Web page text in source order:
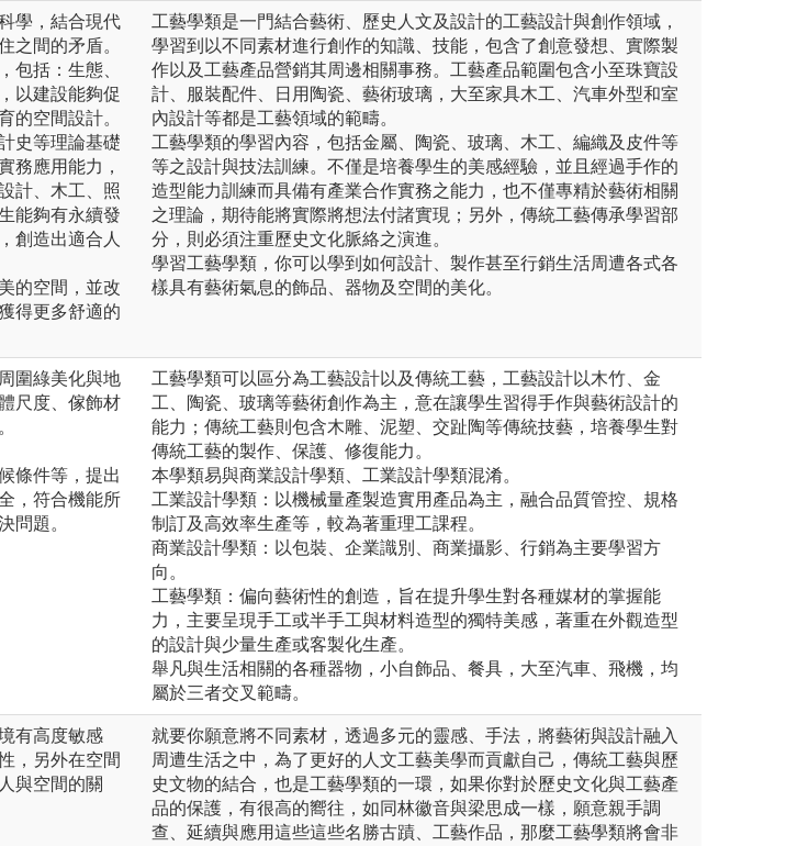
學，結合現代
之間的矛盾。
包括：生態、
以建設能夠促
的空間設計。
史等理論基礎
務應用能力，
計、木工、照
能夠有永續發
創造出適合人
的空間，並改
得更多舒適的
工藝學類是一門結合藝術、歷史人文及設計的工藝設計與創作領域，
學習到以不同素材進行創作的知識、技能，包含了創意發想、實際製
作以及工藝產品營銷其周邊相關事務。工藝產品範圍包含小至珠寶設
計、服裝配件、日用陶瓷、藝術玻璃，大至家具木工、汽車外型和室
內設計等都是工藝領域的範疇。
工藝學類的學習內容，包括金屬、陶瓷、玻璃、木工、編織及皮件等
等之設計與技法訓練。不僅是培養學生的美感經驗，並且經過手作的
造型能力訓練而具備有產業合作實務之能力，也不僅專精於藝術相關
之理論，期待能將實際將想法付諸實現；另外，傳統工藝傳承學習部
分，則必須注重歷史文化脈絡之演進。
學習工藝學類，你可以學到如何設計、製作甚至行銷生活周遭各式各
樣具有藝術氣息的飾品、器物及空間的美化。
圍綠美化與地
尺度、傢飾材
條件等，提出
，符合機能所
問題。
工藝學類可以區分為工藝設計以及傳統工藝，工藝設計以木竹、金
工、陶瓷、玻璃等藝術創作為主，意在讓學生習得手作與藝術設計的
能力；傳統工藝則包含木雕、泥塑、交趾陶等傳統技藝，培養學生對
傳統工藝的製作、保護、修復能力。
本學類易與商業設計學類、工業設計學類混淆。
工業設計學類：以機械量產製造實用產品為主，融合品質管控、規格
制訂及高效率生產等，較為著重理工課程。
商業設計學類：以包裝、企業識別、商業攝影、行銷為主要學習方
向。
工藝學類：偏向藝術性的創造，旨在提升學生對各種媒材的掌握能
力，主要呈現手工或半手工與材料造型的獨特美感，著重在外觀造型
的設計與少量生產或客製化生產。
舉凡與生活相關的各種器物，小自飾品、餐具，大至汽車、飛機，均
屬於三者交叉範疇。
有高度敏感
，另外在空間
與空間的關
就要你願意將不同素材，透過多元的靈感、手法，將藝術與設計融入
周遭生活之中，為了更好的人文工藝美學而貢獻自己，傳統工藝與歷
史文物的結合，也是工藝學類的一環，如果你對於歷史文化與工藝產
品的保護，有很高的嚮往，如同林徽音與梁思成一樣，願意親手調
查、延續與應用這些這些名勝古蹟、工藝作品，那麼工藝學類將會非